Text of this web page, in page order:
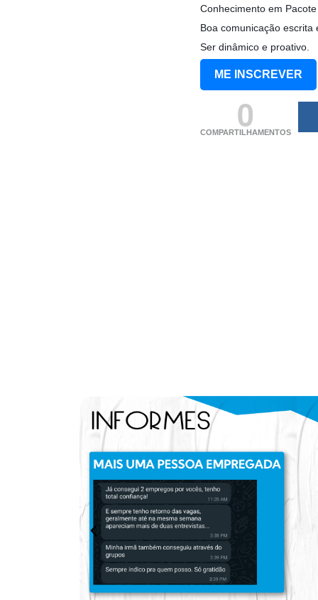
Conhecimento em
Boa comunicação escrita
Ser dinâmico e proativo.
ME INSCREVER
0
COMPARTILHAMENTOS